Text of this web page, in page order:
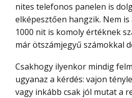
nites telefonos panelen is
elképesztően hangzik. Nem
1000 nit is komoly értéknek
már ötszámjegyű számokkal
Csakhogy ilyenkor mindig felmerül bennem
ugyanaz a kérdés: vajon
vagy inkább csak jól mutat a